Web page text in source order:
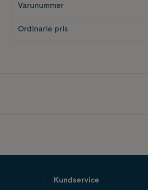
Varunummer
Ordinarie pris
Kundservice